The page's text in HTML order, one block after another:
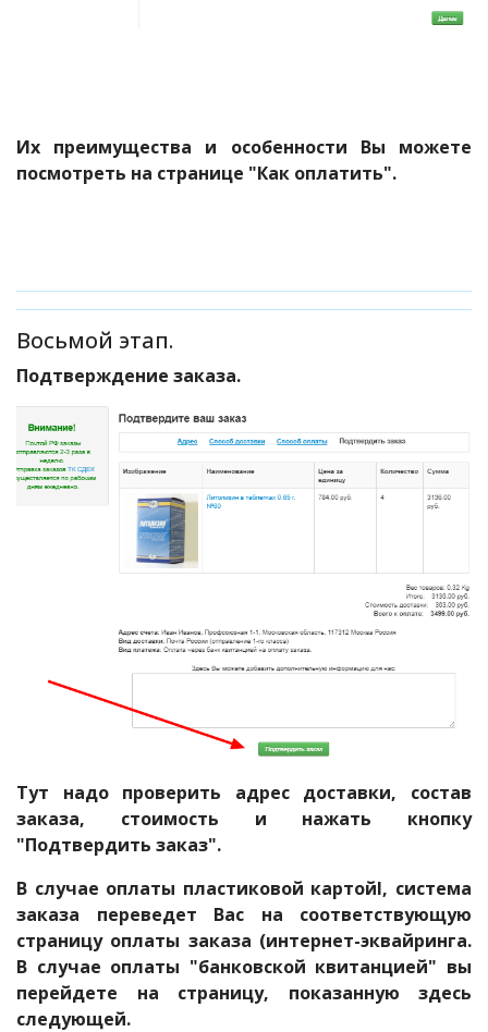
Их преимущества и особенности Вы можете
посмотреть на странице "Как оплатить".
Восьмой этап.
Подтверждение заказа.
Тут надо проверить адрес доставки, состав
заказа, стоимость и нажать кнопку
"Подтвердить заказ".
В случае оплаты пластиковой картойl, система
заказа переведет Вас на соответствующую
страницу оплаты заказа (интернет-эквайринга.
В случае оплаты "банковской квитанцией" вы
перейдете на страницу, показанную здесь
следующей.